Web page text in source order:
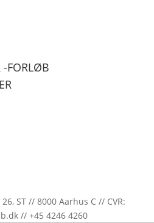
-FORLØB
ST // 8000 Aarhus C // CVR:
// +45 4246 4260